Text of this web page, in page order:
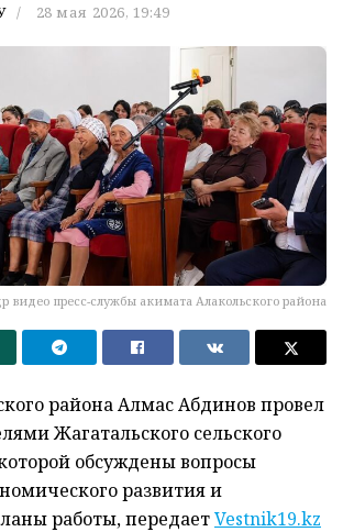
28 мая 2026, 19:49
видео пресс-службы акимата Алакольского района
района Алмас Абдинов провел
Жагатальского сельского
обсуждены вопросы
развития и
работы, передаетVestnik19.kz